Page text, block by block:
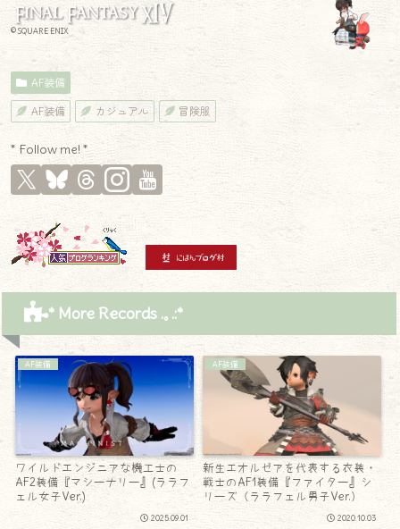
© SQUARE ENIX
AF装備
AF装備 カジュアル 冒険服
* Follow me! *
* More Records .｡.:*
AF装備
ワイルドエンジニアな機工士の
AF2装備『マシーナリー』(ララフ
ェル女子Ver.)
2025.09.01
AF装備
新生エオルゼアを代表する衣装・
戦士のAF1装備『ファイター』シ
リーズ（ララフェル男子Ver.）
2020.10.03